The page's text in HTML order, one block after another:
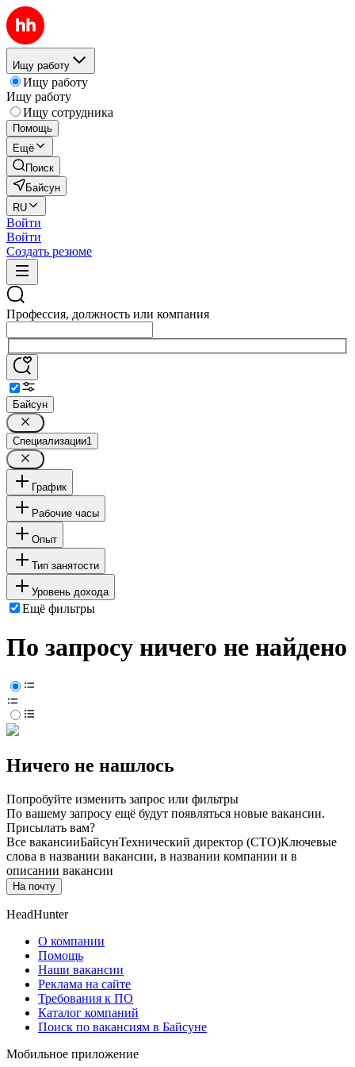
Ищу работу
Ищу работу
Ищу работу
Ищу сотрудника
Помощь
Ещё
Поиск
Байсун
RU
Войти
Войти
Создать резюме
Профессия, должность или компания
Байсун
Специализации1
График
Рабочие часы
Опыт
Тип занятости
Уровень дохода
Ещё фильтры
По запросу ничего не найдено
Ничего не нашлось
Попробуйте изменить запрос или фильтры
По вашему запросу ещё будут появляться новые вакансии.
Присылать вам?
Все вакансииБайсунТехнический директор (CTO)Ключевые
слова в названии вакансии, в названии компании и в
описании вакансии
На почту
HeadHunter
О компании
Помощь
Наши вакансии
Реклама на сайте
Требования к ПО
Каталог компаний
Поиск по вакансиям в Байсуне
Мобильное приложение